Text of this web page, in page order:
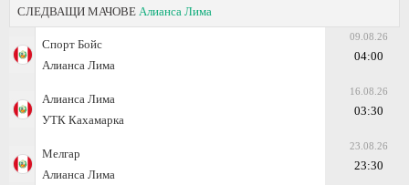
СЛЕДВАЩИ МАЧОВЕ Алианса Лима
Спорт Бойс
Алианса Лима
09.08.26
04:00
Алианса Лима
УТК Кахамарка
16.08.26
03:30
Мелгар
Алианса Лима
23.08.26
23:30